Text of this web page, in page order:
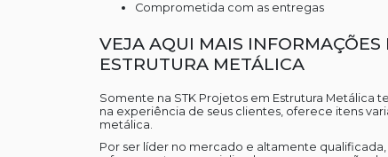
comprometida com as entregas
VEJA AQUI MAIS
ESTRUTURA METÁLICA
Somente na STK Projetos em Estrutura Metálica
na experiência de seus clientes, oferece itens
metálica.
Por ser líder no mercado e altamente